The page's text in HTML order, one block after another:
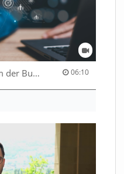
Das optimierte Lohnsystem der Bundesverwaltung 06:10